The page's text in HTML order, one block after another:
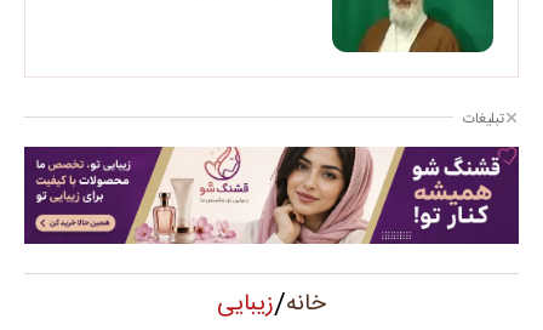
تبلیغات
خانه/زیبایی